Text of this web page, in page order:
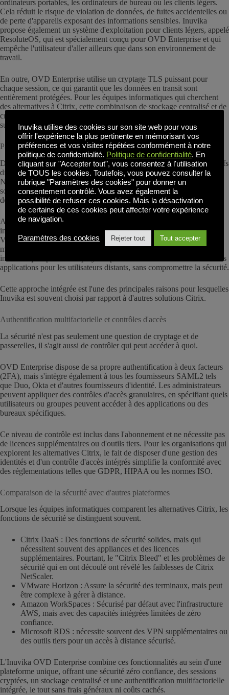
ordinateurs portables, les ordinateurs de bureau ou les clients légers.
Cela réduit le risque de violation de données, de fuites accidentelles ou
de perte d'appareils exposant des informations sensibles. Inuvika
propose également un système d'exploitation pour clients légers, appelé
ResoluteOS, qui est spécialement conçu pour OVD Enterprise et qui
empêche l'utilisateur d'aller ailleurs que dans son environnement de
travail.
En outre, OVD Enterprise utilise un cryptage TLS puissant pour
chaque session, ce qui garantit que les données en transit sont
entièrement protégées. Pour les équipes informatiques qui cherchent
des alternatives à Citrix, cette combinaison de stockage centralisé et de
cryptage offre une tranquillité d'esprit sans nécessiter de matériel
supplémentaire ou de configurations complexes.
Passerelle sécurisée d'entreprise intégrée
De nombreuses solutions VDI traditionnelles nécessitent des dispositifs
distincts pour sécuriser l'accès externe, tels que Citrix ADC ou
NetScaler, qui ont connu des problèmes de sécurité successifs. Ces
solutions ajoutent des coûts, de la complexité et des risques au
déploiement.
Avec Inuvika, nous incluons une passerelle sécurisée d'entreprise
intégrée qui fournit un accès à distance sécurisé sans nécessiter de
VPN ou d'appareils tiers. Cela simplifie l'administration tout en
maintenant des normes de sécurité de niveau entreprise. Les équipes
informatiques peuvent déployer rapidement des bureaux virtuels et des
applications pour les utilisateurs distants, sans compromettre la sécurité.
Cette approche intégrée est l'une des principales raisons pour lesquelles
Inuvika est souvent choisi par rapport à d'autres solutions Citrix.
Authentification multifactorielle et contrôles d'accès
La sécurité n'est pas seulement une question de cryptage et de
passerelles, il s'agit aussi de contrôler qui peut accéder à quoi.
OVD Enterprise dispose de sa propre authentification à deux facteurs
(2FA), mais s'intègre également à tous les fournisseurs SAML2 tels
que Duo, Okta et d'autres fournisseurs d'identité. Les administrateurs
peuvent appliquer des contrôles d'accès granulaires, en spécifiant quels
utilisateurs ou groupes peuvent accéder à des applications ou des
bureaux spécifiques.
Ce niveau de contrôle est inclus dans l'abonnement et ne nécessite pas
de licences supplémentaires ou d'outils tiers. Pour les organisations qui
explorent les alternatives Citrix, le fait de disposer d'une gestion des
identités et d'un contrôle d'accès intégrés simplifie la conformité avec
des réglementations telles que GDPR, HIPAA ou les normes ISO.
Comparaison de la sécurité avec d'autres plateformes
Lorsque les équipes informatiques comparent les alternatives Citrix, les
fonctions de sécurité se distinguent souvent.
Citrix DaaS : Des fonctions de sécurité solides, mais qui
nécessitent souvent des appliances et des licences
supplémentaires. Pourtant, le "Citrix Bleed" et les problèmes de
sécurité qui en ont découlé ont révélé les faiblesses de Citrix
NetScaler.
VMware Horizon : Assure la sécurité des terminaux, mais peut
être complexe à gérer à distance.
Amazon WorkSpaces : Sécurisé par défaut avec l'infrastructure
AWS, mais avec des capacités intégrées limitées de zéro
confiance.
Microsoft RDS : nécessite souvent des VPN supplémentaires ou
des outils tiers pour un accès à distance sécurisé.
L'Inuvika OVD Enterprise combine ces fonctionnalités au sein d'une
plateforme unique, offrant une sécurité zéro confiance, des sessions
cryptées, un stockage centralisé et une authentification multifactorielle
intégrée, le tout sans frais généraux ni coûts cachés.
Inuvika utilise des cookies sur son site web pour vous
offrir l'expérience la plus pertinente en mémorisant vos
préférences et vos visites répétées conformément à notre
politique de confidentialité. Politique de confidentialité. En
cliquant sur "Accepter tout", vous consentez à l'utilisation
de TOUS les cookies. Toutefois, vous pouvez consulter la
rubrique "Paramètres des cookies" pour donner un
consentement contrôlé. Vous avez également la
possibilité de refuser ces cookies. Mais la désactivation
de certains de ces cookies peut affecter votre expérience
de navigation.
Paramètres des cookies Rejeter tout Tout accepter